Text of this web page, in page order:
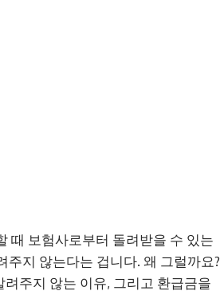
때 보험사로부터 돌려받을 수 있는
지 않는다는 겁니다. 왜 그럴까요?
주지 않는 이유, 그리고 환급금을